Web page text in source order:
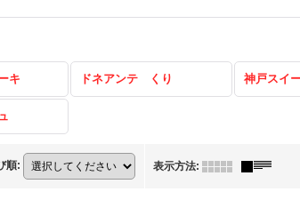
キ ドネアンテ くり 神戸スイ
順: 表示方法: